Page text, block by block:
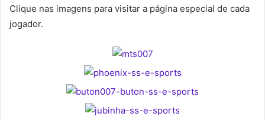
Clique nas imagens para visitar a página especial de cada
jogador.